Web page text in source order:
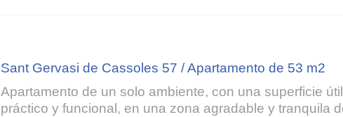
Sant Gervasi de Cassoles 57 / Apartamento de 53 m2
Apartamento de un solo ambiente, con una superficie
práctico y funcional, en una zona agradable y tranquila